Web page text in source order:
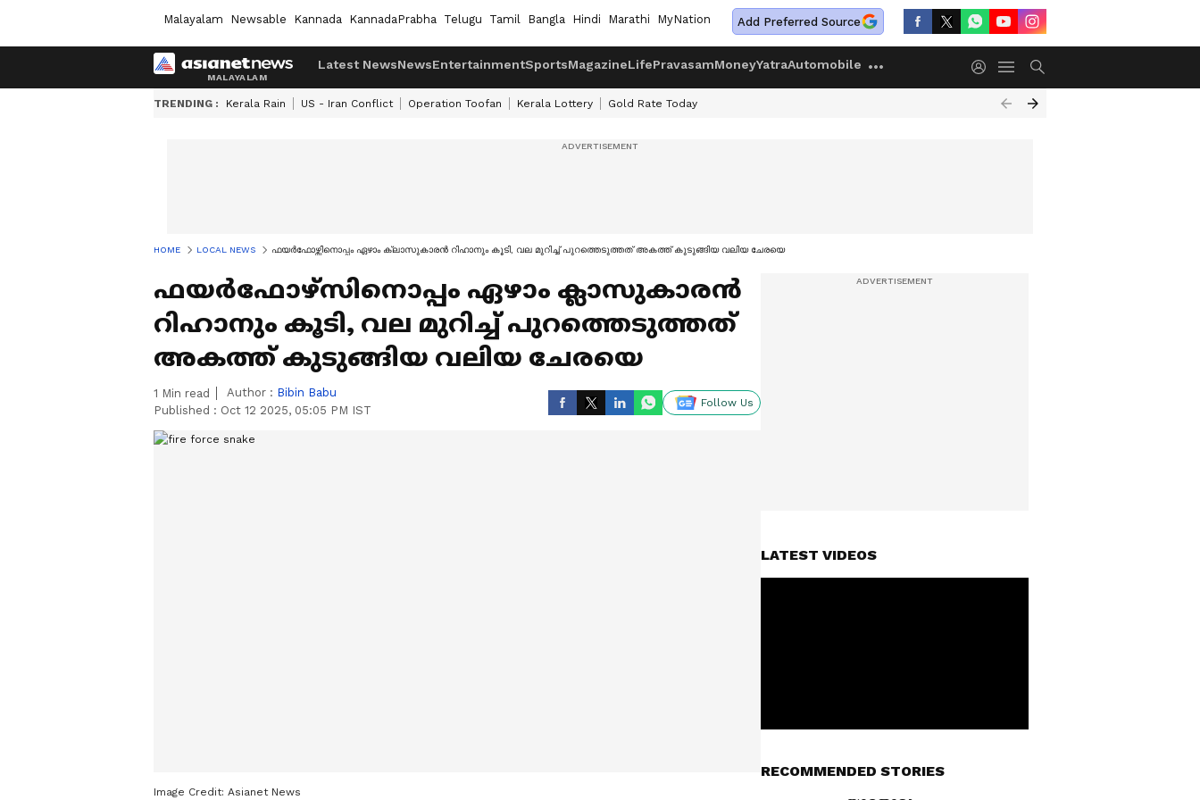
Malayalam Newsable Kannada KannadaPrabha Telugu Tamil Bangla Hindi Marathi MyNation Add Preferred Source
Latest NewsNewsEntertainmentSportsMagazineLifePravasamMoneyYatraAutomobile
TRENDING : Kerala Rain US - Iran Conflict Operation Toofan Kerala Lottery Gold Rate Today
HOME LOCAL NEWS ഫയർഫോഴ്സിനൊപ്പം ഏഴാം ക്ലാസുകാരൻ റിഹാനും കൂടി, വല മുറിച്ച് പുറത്തെടുത്തത് അകത്ത് കുടുങ്ങിയ വലിയ ചേരയെ
ഫയർഫോഴ്സിനൊപ്പം ഏഴാം ക്ലാസുകാരൻ
റിഹാനും കൂടി, വല മുറിച്ച് പുറത്തെടുത്തത്
അകത്ത് കുടുങ്ങിയ വലിയ ചേരയെ
1 Min read Author : Bibin Babu
Published : Oct 12 2025, 05:05 PM IST
Follow Us
Image Credit: Asianet News
LATEST VIDEOS
RECOMMENDED STORIES